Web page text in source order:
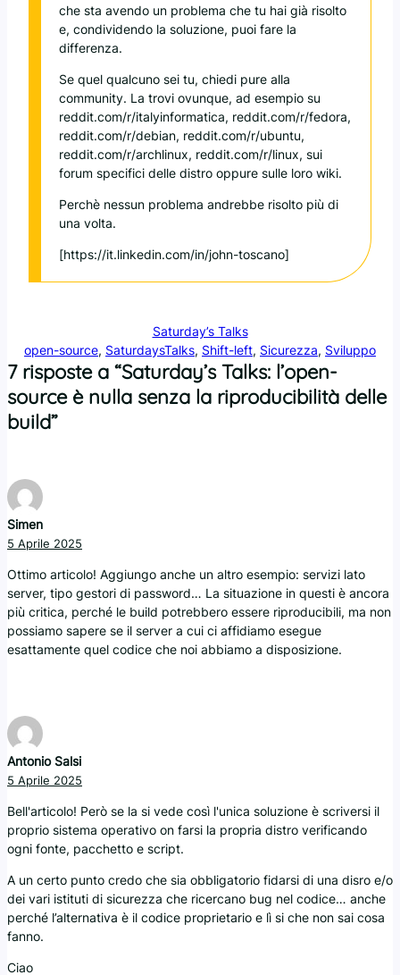
che sta avendo un problema che tu hai già risolto
e, condividendo la soluzione, puoi fare la
differenza.
Se quel qualcuno sei tu, chiedi pure alla
community. La trovi ovunque, ad esempio su
reddit.com/r/italyinformatica, reddit.com/r/fedora,
reddit.com/r/debian, reddit.com/r/ubuntu,
reddit.com/r/archlinux, reddit.com/r/linux, sui
forum specifici delle distro oppure sulle loro wiki.
Perchè nessun problema andrebbe risolto più di
una volta.
[https://it.linkedin.com/in/john-toscano]
Saturday’s Talks
open-source, SaturdaysTalks, Shift-left, Sicurezza, Sviluppo
7 risposte a “Saturday’s Talks: l’open-
source è nulla senza la riproducibilità delle
build”
Simen
5 Aprile 2025
Ottimo articolo! Aggiungo anche un altro esempio: servizi lato
server, tipo gestori di password… La situazione in questi è ancora
più critica, perché le build potrebbero essere riproducibili, ma non
possiamo sapere se il server a cui ci affidiamo esegue
esattamente quel codice che noi abbiamo a disposizione.
Antonio Salsi
5 Aprile 2025
Bell'articolo! Però se la si vede così l'unica soluzione è scriversi il
proprio sistema operativo on farsi la propria distro verificando
ogni fonte, pacchetto e script.
A un certo punto credo che sia obbligatorio fidarsi di una disro e/o
dei vari istituti di sicurezza che ricercano bug nel codice… anche
perché l’alternativa è il codice proprietario e lì si che non sai cosa
fanno.
Ciao